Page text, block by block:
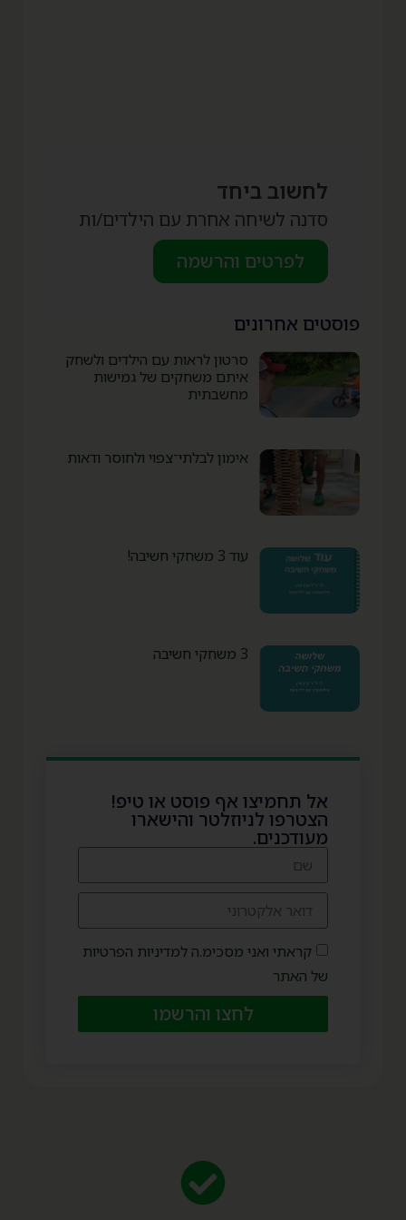
לחשוב ביחד
סדנה לשיחה אחרת עם הילדים/ות
לפרטים והרשמה
פוסטים אחרונים
סרטון לראות עם הילדים ולשחק
איתם משחקים של גמישות
מחשבתית
אימון לבלתי־צפוי ולחוסר ודאות
עוד 3 משחקי חשיבה!
אל תחמיצו אף פוסט או טיפ!
הצטרפו לניוזלטר והישארו
מעודכנים.
קראתי ואני מסכימ.ה למדיניות הפרטיות
של האתר
לחצו והרשמו